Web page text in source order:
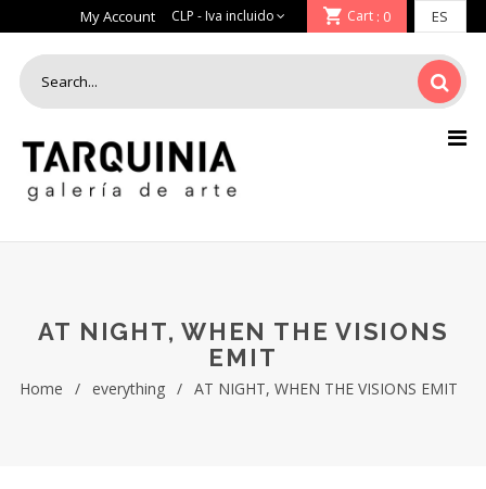
My Account Cart : 0
AT NIGHT, WHEN THE VISIONS
EMIT
Home / everything / AT NIGHT, WHEN THE VISIONS EMIT